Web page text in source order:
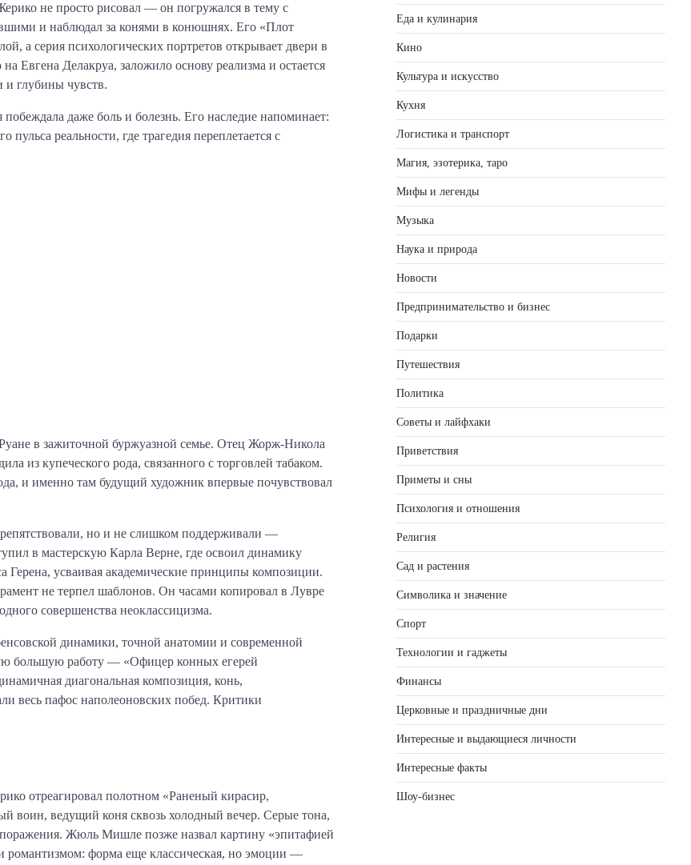
не просто рисовал — он погружался в тему с
и наблюдал за конями в конюшнях. Его «Плот
а серия психологических портретов открывает двери в
Евгена Делакруа, заложило основу реализма и остается
и глубины чувств.
даже боль и болезнь. Его наследие напоминает:
реальности, где трагедия переплетается с
в зажиточной буржуазной семье. Отец Жорж-Никола
из купеческого рода, связанного с торговлей табаком.
и именно там будущий художник впервые почувствовал
но и не слишком поддерживали —
в мастерскую Карла Верне, где освоил динамику
Герена, усваивая академические принципы композиции.
не терпел шаблонов. Он часами копировал в Лувре
совершенства неоклассицизма.
динамики, точной анатомии и современной
большую работу — «Офицер конных егерей
диагональная композиция, конь,
весь пафос наполеоновских побед. Критики
отреагировал полотном «Раненый кирасир,
воин, ведущий коня сквозь холодный вечер. Серые тона,
Жюль Мишле позже назвал картину «эпитафией
романтизмом: форма еще классическая, но эмоции —
Еда и кулинария
Кино
Культура и искусство
Кухня
Логистика и транспорт
Магия, эзотерика, таро
Мифы и легенды
Музыка
Наука и природа
Новости
Предпринимательство и бизнес
Подарки
Путешествия
Политика
Советы и лайфхаки
Приветствия
Приметы и сны
Психология и отношения
Религия
Сад и растения
Символика и значение
Спорт
Технологии и гаджеты
Финансы
Церковные и праздничные дни
Интересные и выдающиеся личности
Интересные факты
Шоу-бизнес